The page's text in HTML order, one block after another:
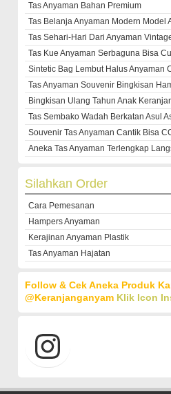
Tas Anyaman Bahan Premium
Tas Belanja Anyaman Modern Model
Tas Sehari-Hari Dari Anyaman
Tas Kue Anyaman Serbaguna Bisa
Sintetic Bag Lembut Halus Anyaman
Tas Anyaman Souvenir Bingkisan
Bingkisan Ulang Tahun Anak
Tas Sembako Wadah Berkatan Asul
Souvenir Tas Anyaman Cantik Bisa
Aneka Tas Anyaman Terlengkap
Silahkan Order
Cara Pemesanan
Hampers Anyaman
Kerajinan Anyaman Plastik
Tas Anyaman Hajatan
Follow & Cek Aneka Produk
@keranjanganyam Klik Icon